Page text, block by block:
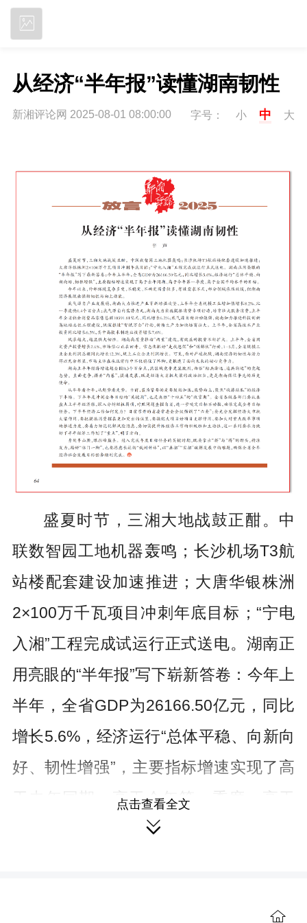
从经济“半年报”读懂湖南韧性
新湘评论网 2025-08-01 08:00:00 字号： 小 中 大
盛夏时节，三湘大地战鼓正酣。中
联数智园工地机器轰鸣；长沙机场T3航
站楼配套建设加速推进；大唐华银株洲
2×100万千瓦项目冲刺年底目标；“宁电
入湘”工程完成试运行正式送电。湖南正
用亮眼的“半年报”写下崭新答卷：今年上
半年，全省GDP为26166.50亿元，同比
增长5.6%，经济运行“总体平稳、向新向
好、韧性增强”，主要指标增速实现了高
于去年同期、高于今年第一季度、高于
全国平均水平的目标。
点击查看全文
